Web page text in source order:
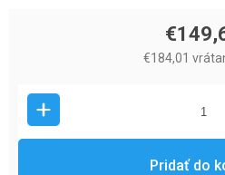
€184,01
Pridať do